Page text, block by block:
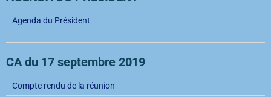
Agenda du Président
CA du 17 septembre 2019
Compte rendu de la réunion